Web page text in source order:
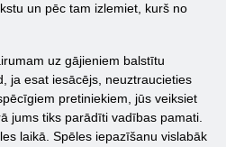
un pēc tam izlemiet, kurš no
uz gājieniem balstītu
ja esat iesācējs, neuztraucieties
pretiniekiem, jūs veiksiet
jums tiks parādīti vadības pamati.
laikā. Spēles iepazīšanu vislabāk